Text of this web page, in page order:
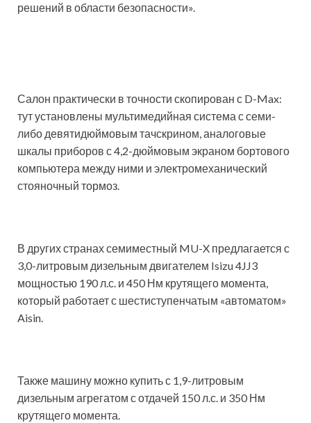
решений в области безопасности».
Салон практически в точности скопирован с D-Max:
тут установлены мультимедийная система с семи-
либо девятидюймовым тачскрином, аналоговые
шкалы приборов с 4,2-дюймовым экраном бортового
компьютера между ними и электромеханический
стояночный тормоз.
В других странах семиместный MU-X предлагается с
3,0-литровым дизельным двигателем Isizu 4JJ3
мощностью 190 л.с. и 450 Нм крутящего момента,
который работает с шестиступенчатым «автоматом»
Aisin.
Также машину можно купить с 1,9-литровым
дизельным агрегатом с отдачей 150 л.с. и 350 Нм
крутящего момента.